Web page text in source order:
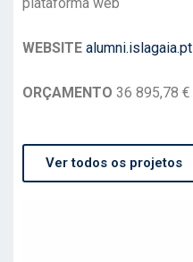
WEBSITE alumni.islagaia.pt
ORÇAMENTO 36 895,78 €
Ver todos os projetos